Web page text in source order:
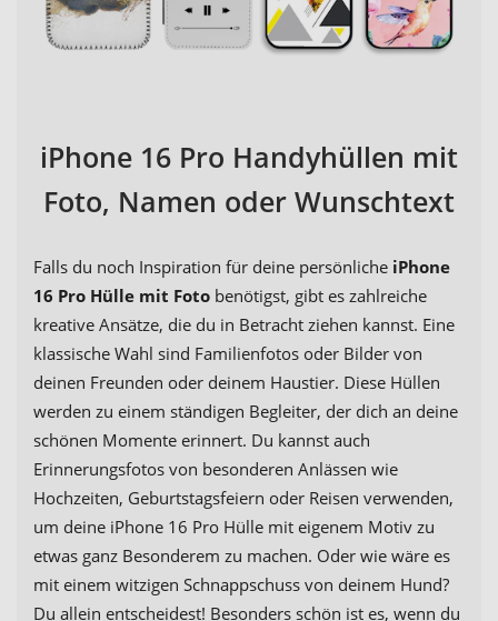
iPhone 16 Pro Handyhüllen mit
Foto, Namen oder Wunschtext
Falls du noch Inspiration für deine persönliche iPhone
16 Pro Hülle mit Foto benötigst, gibt es zahlreiche
kreative Ansätze, die du in Betracht ziehen kannst. Eine
klassische Wahl sind Familienfotos oder Bilder von
deinen Freunden oder deinem Haustier. Diese Hüllen
werden zu einem ständigen Begleiter, der dich an deine
schönen Momente erinnert. Du kannst auch
Erinnerungsfotos von besonderen Anlässen wie
Hochzeiten, Geburtstagsfeiern oder Reisen verwenden,
um deine iPhone 16 Pro Hülle mit eigenem Motiv zu
etwas ganz Besonderem zu machen. Oder wie wäre es
mit einem witzigen Schnappschuss von deinem Hund?
Du allein entscheidest! Besonders schön ist es, wenn du